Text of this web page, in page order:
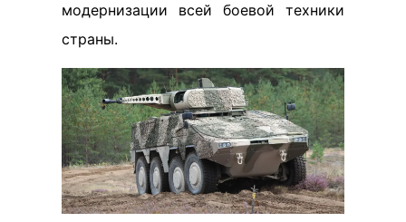
модернизации всей боевой техники
страны.